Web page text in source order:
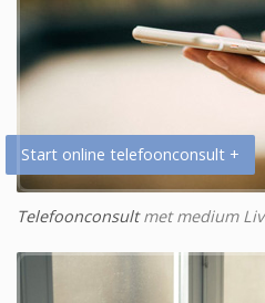
Start online telefoonconsult +
Telefoonconsultmet medium Liv